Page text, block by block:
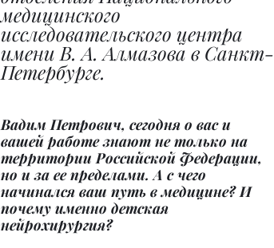
медицинского
исследовательского центра
имени В. А. Алмазова в Санкт-
Петербурге.
Вадим Петрович, сегодня о вас и
вашей работе знают не только на
территории Российской Федерации,
но и за ее пределами. А с чего
начинался ваш путь в медицине? И
почему именно детская
нейрохирургия?